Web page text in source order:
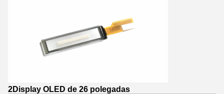
2Display OLED de 26 polegadas